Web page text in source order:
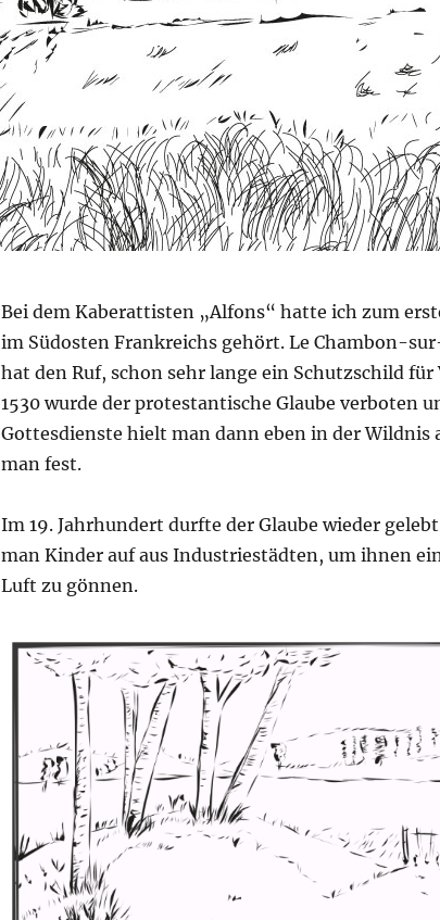
Bei dem Kaberattisten „Alfons“ hatte ich zum
im Südosten Frankreichs gehört. Le Chambon-
hat den Ruf, schon sehr lange ein Schutzschild für
1530 wurde der protestantische Glaube verboten
Gottesdienste hielt man dann eben in der Wildnis
man fest.
Im 19. Jahrhundert durfte der Glaube wieder
man Kinder auf aus Industriestädten, um ihnen
Luft zu gönnen.